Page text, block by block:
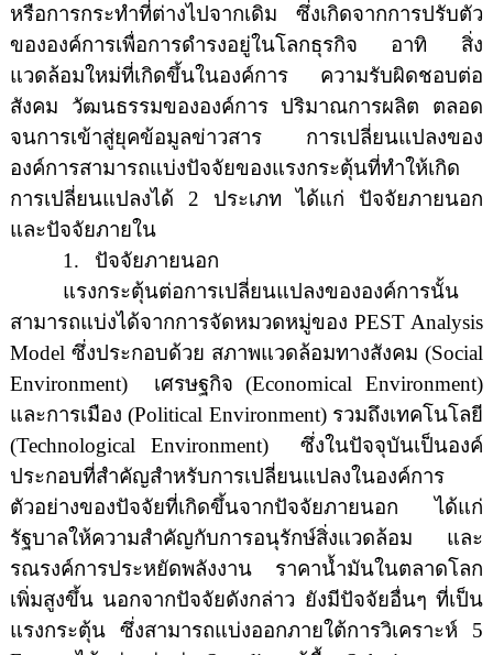
หรือการกระทำที่ต่างไปจากเดิม ซึ่งเกิดจากการปรับตัว
ขององค์การเพื่อการดำรงอยู่ในโลกธุรกิจ อาทิ สิ่ง
แวดล้อมใหม่ที่เกิดขึ้นในองค์การ ความรับผิดชอบต่อ
สังคม วัฒนธรรมขององค์การ ปริมาณการผลิต ตลอด
จนการเข้าสู่ยุคข้อมูลข่าวสาร การเปลี่ยนแปลงของ
องค์การสามารถแบ่งปัจจัยของแรงกระตุ้นที่ทำให้เกิด
การเปลี่ยนแปลงได้ 2 ประเภท ได้แก่ ปัจจัยภายนอก
และปัจจัยภายใน
1.
ปัจจัยภายนอก
แรงกระตุ้นต่อการเปลี่ยนแปลงขององค์การนั้น
สามารถแบ่งได้จากการจัดหมวดหมู่ของ PEST Analysis
Model ซึ่งประกอบด้วย สภาพแวดล้อมทางสังคม(Social
Environment)
เศรษฐกิจ(Economical Environment)
และการเมือง(Political Environment) รวมถึงเทคโนโลยี
(Technological Environment)
ซึ่งในปัจจุบันเป็นองค์
ประกอบที่สำคัญสำหรับการเปลี่ยนแปลงในองค์การ
ตัวอย่างของปัจจัยที่เกิดขึ้นจากปัจจัยภายนอก ได้แก่
รัฐบาลให้ความสำคัญกับการอนุรักษ์สิ่งแวดล้อม และ
รณรงค์การประหยัดพลังงาน
ราคาน้ำมันในตลาดโลก
เพิ่มสูงขึ้น นอกจากปัจจัยดังกล่าว ยังมีปัจจัยอื่นๆ ที่เป็น
แรงกระตุ้น ซึ่งสามารถแบ่งออกภายใต้การวิเคราะห์ 5